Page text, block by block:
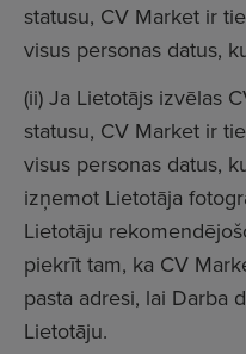
statusu, CV Market ir
visus personas datus,
(ii) Ja Lietotājs izvēlas
statusu, CV Market ir
visus personas datus,
izņemot Lietotāja
Lietotāju
piekrīt tam, ka CV
pasta adresi, lai Darba
Lietotāju.